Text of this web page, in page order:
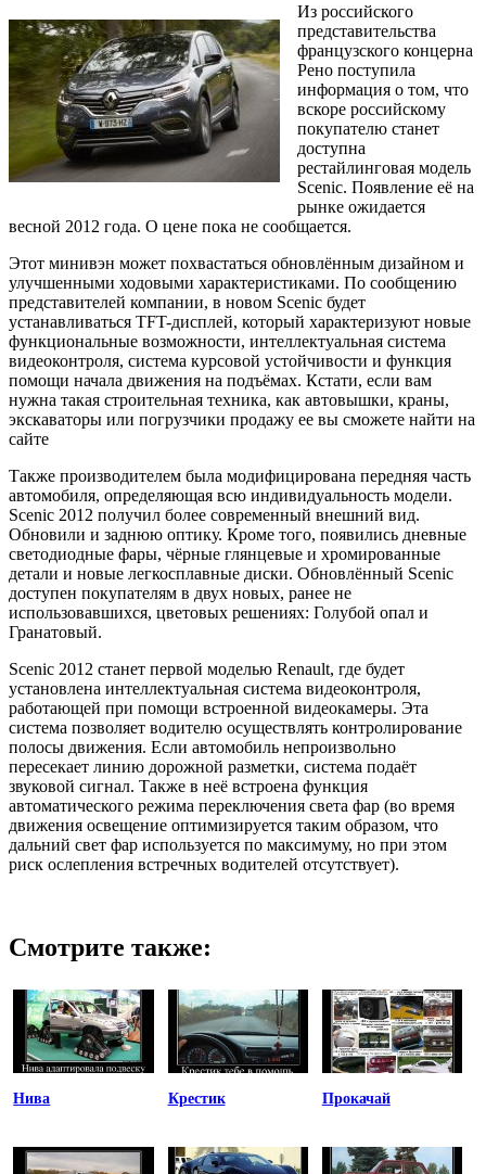
Из российского
представительства
французского концерна
Рено поступила
информация о том, что
вскоре российскому
покупателю станет
доступна
рестайлинговая модель
Sceniс. Появление её на
рынке ожидается
весной 2012 года. О цене пока не сообщается.
Этот минивэн может похвастаться обновлённым дизайном и
улучшенными ходовыми характеристиками. По сообщению
представителей компании, в новом Sceniс будет
устанавливаться TFT-дисплей, который характеризуют новые
функциональные возможности, интеллектуальная система
видеоконтроля, система курсовой устойчивости и функция
помощи начала движения на подъёмах. Кстати, если вам
нужна такая строительная техника, как автовышки, краны,
экскаваторы или погрузчики продажу ее вы сможете найти на
сайте
Также производителем была модифицирована передняя часть
автомобиля, определяющая всю индивидуальность модели.
Scenic 2012 получил более современный внешний вид.
Обновили и заднюю оптику. Кроме того, появились дневные
светодиодные фары, чёрные глянцевые и хромированные
детали и новые легкосплавные диски. Обновлённый Scenic
доступен покупателям в двух новых, ранее не
использовавшихся, цветовых решениях: Голубой опал и
Гранатовый.
Scenic 2012 станет первой моделью Renault, где будет
установлена интеллектуальная система видеоконтроля,
работающей при помощи встроенной видеокамеры. Эта
система позволяет водителю осуществлять контролирование
полосы движения. Если автомобиль непроизвольно
пересекает линию дорожной разметки, система подаёт
звуковой сигнал. Также в неё встроена функция
автоматического режима переключения света фар (во время
движения освещение оптимизируется таким образом, что
дальний свет фар используется по максимуму, но при этом
риск ослепления встречных водителей отсутствует).
Смотрите также:
Нива Крестик Прокачай